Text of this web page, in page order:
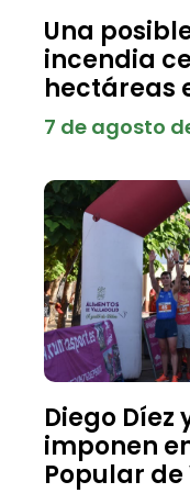
Una
incendia
hectáreas
7 de agosto
Diego Díez
imponen
Popular